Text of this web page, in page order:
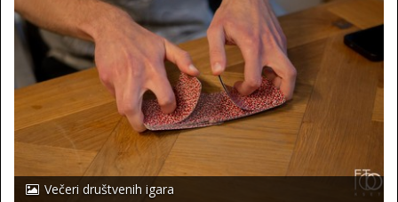
Večeri društvenih igara